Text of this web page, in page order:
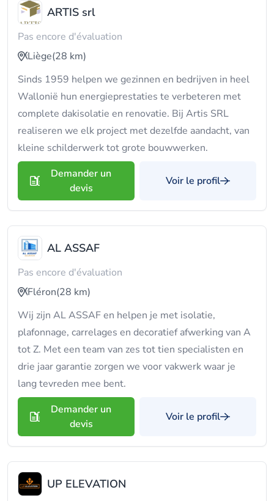
ARTIS srl
Pas encore d'évaluation
Liège(28 km)
Sinds 1959 helpen we gezinnen en bedrijven in heel
Wallonië hun energieprestaties te verbeteren met
complete dakisolatie en renovatie. Bij Artis SRL
realiseren we elk project met dezelfde aandacht, van
kleine schilderwerk tot grote bouwwerken.
Demander un
devis
Voir le profil
AL ASSAF
Pas encore d'évaluation
Fléron(28 km)
Wij zijn AL ASSAF en helpen je met isolatie,
plafonnage, carrelages en decoratief afwerking van A
tot Z. Met een team van zes tot tien specialisten en
drie jaar garantie zorgen we voor vakwerk waar je
lang tevreden mee bent.
Demander un
devis
Voir le profil
UP ELEVATION